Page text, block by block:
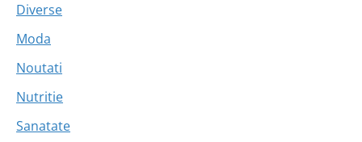
Diverse
Moda
Noutati
Nutritie
Sanatate